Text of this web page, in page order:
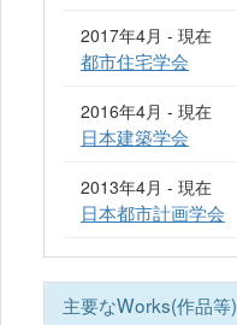
2017年4月 - 現在
都市住宅学会
2016年4月 - 現在
日本建築学会
2013年4月 - 現在
日本都市計画学会
主要なWorks(作品等)